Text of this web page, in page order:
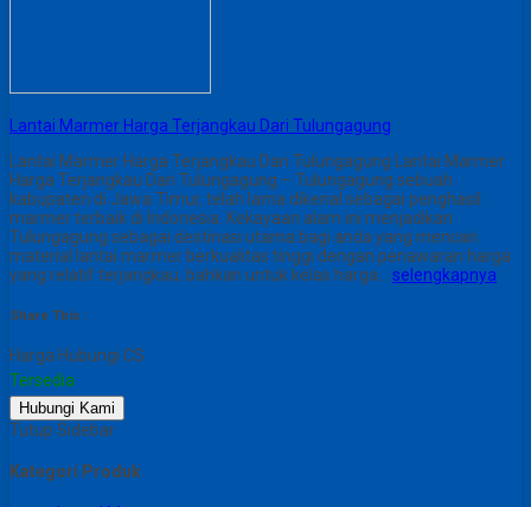
Lantai Marmer Harga Terjangkau Dari Tulungagung
Lantai Marmer Harga Terjangkau Dari Tulungagung Lantai Marmer
Harga Terjangkau Dari Tulungagung – Tulungagung sebuah
kabupaten di Jawa Timur, telah lama dikenal sebagai penghasil
marmer terbaik di Indonesia. Kekayaan alam ini menjadikan
Tulungagung sebagai destinasi utama bagi anda yang mencari
material lantai marmer berkualitas tinggi dengan penawaran harga
yang relatif terjangkau, bahkan untuk kelas harga… selengkapnya
Share This :
Harga Hubungi CS
Tersedia
Hubungi Kami
Tutup Sidebar
Kategori Produk